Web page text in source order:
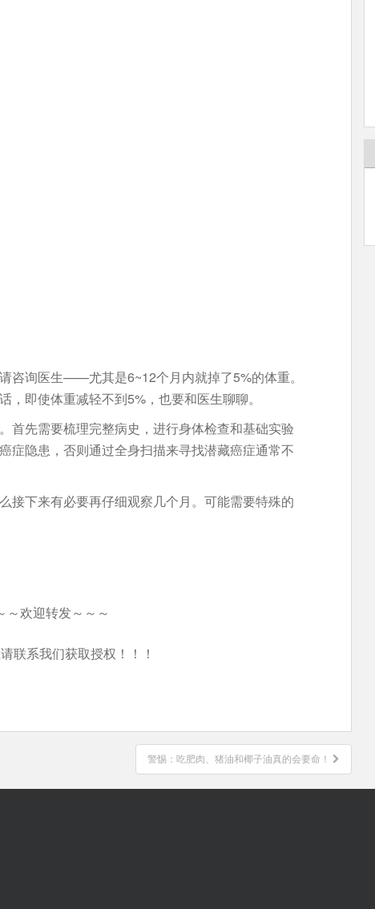
咨询医生——尤其是6~12个月内就掉了5%的体重。
，即使体重减轻不到5%，也要和医生聊聊。
首先需要梳理完整病史，进行身体检查和基础实验
症隐患，否则通过全身扫描来寻找潜藏癌症通常不
接下来有必要再仔细观察几个月。可能需要特殊的
～欢迎转发～～～
联系我们获取授权！！！
警惕：吃肥肉、猪油和椰子油真的会要命！